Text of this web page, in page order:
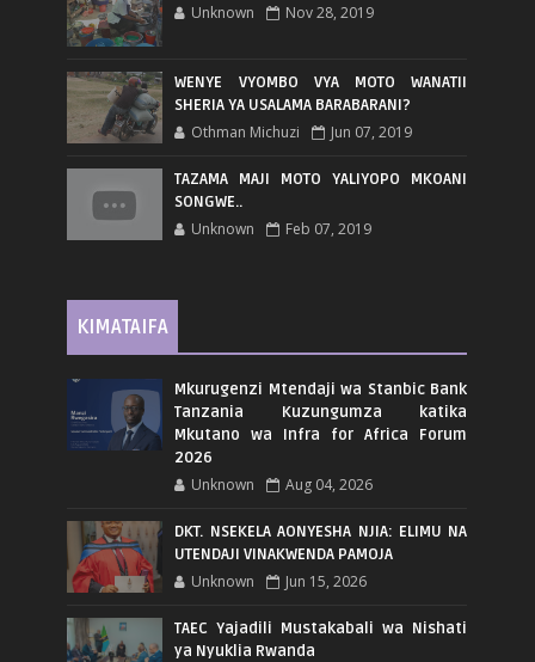
Unknown Nov 28, 2019
WENYE VYOMBO VYA MOTO WANATII
SHERIA YA USALAMA BARABARANI?
Othman Michuzi Jun 07, 2019
TAZAMA MAJI MOTO YALIYOPO MKOANI
SONGWE..
Unknown Feb 07, 2019
KIMATAIFA
Mkurugenzi Mtendaji wa Stanbic Bank
Tanzania Kuzungumza katika
Mkutano wa Infra for Africa Forum
2026
Unknown Aug 04, 2026
DKT. NSEKELA AONYESHA NJIA: ELIMU NA
UTENDAJI VINAKWENDA PAMOJA
Unknown Jun 15, 2026
TAEC Yajadili Mustakabali wa Nishati
ya Nyuklia Rwanda